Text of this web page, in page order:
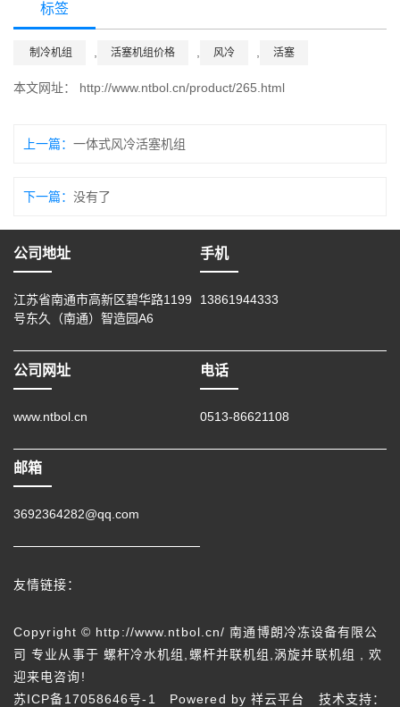
标签
制冷机组 , 活塞机组价格 , 风冷 , 活塞
本文网址： http://www.ntbol.cn/product/265.html
上一篇： 一体式风冷活塞机组
下一篇： 没有了
公司地址
江苏省南通市高新区碧华路1199
号东久（南通）智造园A6
手机
13861944333
公司网址
www.ntbol.cn
电话
0513-86621108
邮箱
3692364282@qq.com
友情链接：
Copyright © http://www.ntbol.cn/ 南通博朗冷冻设备有限公
司 专业从事于 螺杆冷水机组 ,螺杆并联机组 ,涡旋并联机组 , 欢
迎来电咨询!
苏ICP备17058646号-1
Powered by祥云平台 技术支持：